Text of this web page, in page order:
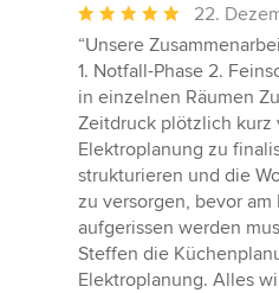
Durchschnittliche
Bewertung:
5
von
5
Sternen
22.
“Unsere
1. Notfall-Phase 2.
in einzelnen Räumen
Zeitdruck plötzlich kurz
Elektroplanung zu
strukturieren und die
zu versorgen, bevor
aufgerissen werden
Steffen die
Elektroplanung. Alles